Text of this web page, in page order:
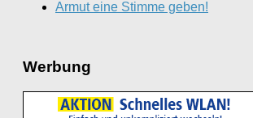
Armut eine Stimme geben!
Werbung